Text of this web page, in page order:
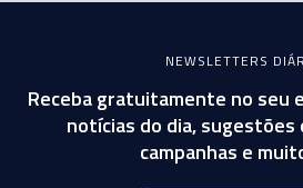
NEWSLETTERS
Receba gratuitamente no seu
notícias do dia, sugestões
campanhas e